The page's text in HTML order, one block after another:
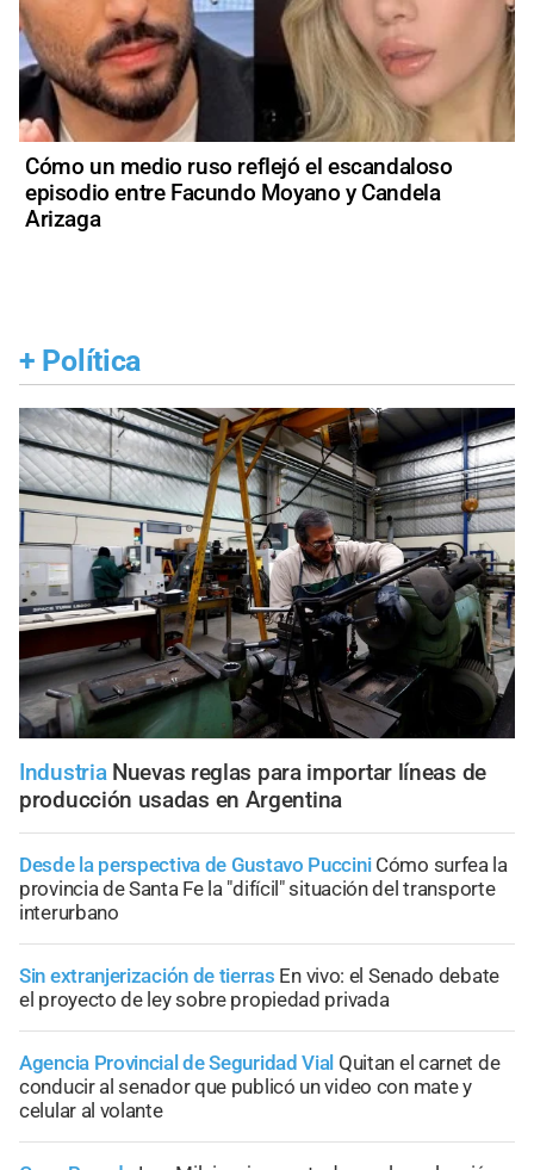
Cómo un medio ruso reflejó el escandaloso
episodio entre Facundo Moyano y Candela
Arizaga
+ Política
Industria Nuevas reglas para importar líneas de
producción usadas en Argentina
Desde la perspectiva de Gustavo Puccini Cómo surfea la
provincia de Santa Fe la "difícil" situación del transporte
interurbano
Sin extranjerización de tierras En vivo: el Senado debate
el proyecto de ley sobre propiedad privada
Agencia Provincial de Seguridad Vial Quitan el carnet de
conducir al senador que publicó un video con mate y
celular al volante